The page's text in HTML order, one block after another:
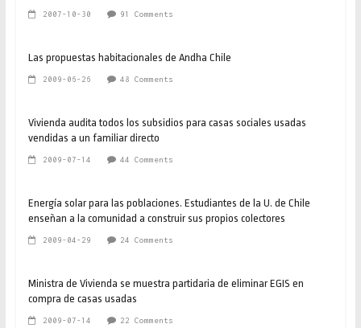
2007-10-30 91 Comments
Las propuestas habitacionales de Andha Chile
2009-06-26 48 Comments
Vivienda audita todos los subsidios para casas sociales usadas
vendidas a un familiar directo
2009-07-14 44 Comments
Energía solar para las poblaciones. Estudiantes de la U. de Chile
enseñan a la comunidad a construir sus propios colectores
2009-04-29 24 Comments
Ministra de Vivienda se muestra partidaria de eliminar EGIS en
compra de casas usadas
2009-07-14 22 Comments